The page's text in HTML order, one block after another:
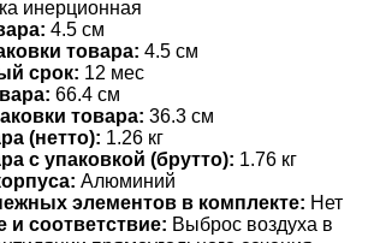
инерционная
4.5 см
товара: 4.5 см
срок: 12 мес
66.4 см
товара: 36.3 см
(нетто): 1.26 кг
с упаковкой (брутто): 1.76 кг
Алюминий
элементов в комплекте: Нет
и соответствие: Выброс воздуха в